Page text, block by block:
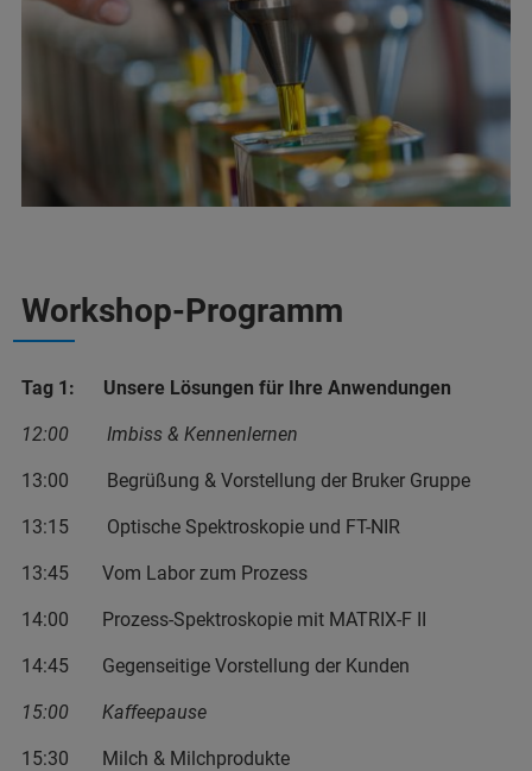
Workshop-Programm
Tag 1: Unsere Lösungen für Ihre Anwendungen
12:00 Imbiss & Kennenlernen
13:00 Begrüßung & Vorstellung der Bruker Gruppe
13:15 Optische Spektroskopie und FT-NIR
13:45 Vom Labor zum Prozess
14:00 Prozess-Spektroskopie mit MATRIX-F II
14:45 Gegenseitige Vorstellung der Kunden
15:00 Kaffeepause
15:30 Milch & Milchprodukte